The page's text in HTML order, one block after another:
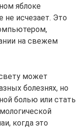
яблоке
не исчезает. Это
на свежем
может
болезнях, но
болью или стать
когда это